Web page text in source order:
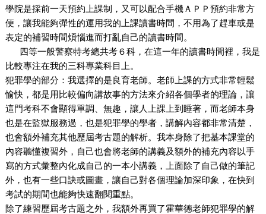
學院是採前一天預約上課制，又可以配合手機ＡＰＰ預約非常方
便，讓我能夠彈性的運用我的上課讀書時間，不用為了趕車或是
表定的補習時間煩惱進而打亂自己的讀書時間。
四等一般警察特考總共考６科，在這一年的讀書時間裡，我是
比較專注在我的三科專業科目上。
犯罪學的部分：我選擇的是良育老師。老師上課的方式非常輕鬆
愉快，都是用比較偏向講故事的方法來介紹各個學者的理論，讓
這門考科不會顯得單調、無趣，讓人上課上到睡著，而老師本身
也是在監獄服務過，也是犯罪學的學者，講解內容都非常清楚，
也會額外補充其他歷屆考古題的解析。我本身除了把基本課堂的
內容聽懂複習外，自己也會將老師的講義及額外的補充內容以手
寫的方式彙整內化成自己的一本小講義，上面除了自己做的筆記
外，也有一些口訣或圖畫，讓自己對各個理論加深印象，在快到
考試的期間也能夠快速翻閱重點。
除了練習歷屆考古題之外，我額外再買了霍華德老師犯罪學的解